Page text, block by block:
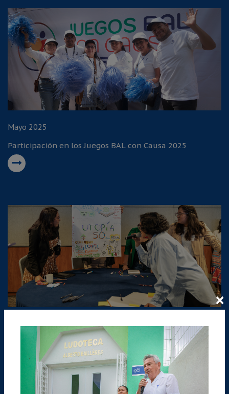
Mayo 2025
Participación en los Juegos BAL con Causa 2025
Marzo 2025
Tercer Encuentro de Organizaciones Aliadas
×